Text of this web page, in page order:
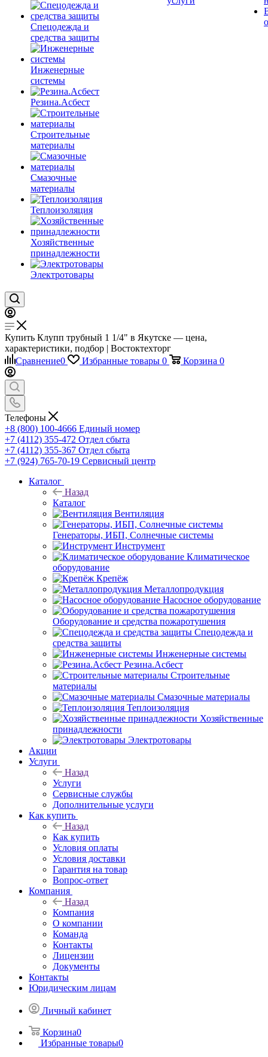
Спецодежда и
средства защиты
Инженерные
системы
Резина.Асбест
Строительные
материалы
Смазочные
материалы
Теплоизоляция
Хозяйственные
принадлежности
Электротовары
Купить Клупп трубный 1 1/4" в Якутске — цена,
характеристики, подбор | Востоктехторг
Сравнение0 Избранные товары 0 Корзина 0
Телефоны
+8 (800) 100-4666 Единый номер
+7 (4112) 355-472 Отдел сбыта
+7 (4112) 355-367 Отдел сбыта
+7 (924) 765-70-19 Сервисный центр
Каталог
Назад
Каталог
Вентиляция
Генераторы, ИБП, Солнечные системы
Инструмент
Климатическое
оборудование
Крепёж
Металлопродукция
Насосное оборудование
Оборудование и средства пожаротушения
Спецодежда и
средства защиты
Инженерные системы
Резина.Асбест
Строительные
материалы
Смазочные материалы
Теплоизоляция
Хозяйственные
принадлежности
Электротовары
Акции
Услуги
Назад
Услуги
Сервисные службы
Дополнительные услуги
Как купить
Назад
Как купить
Условия оплаты
Условия доставки
Гарантия на товар
Вопрос-ответ
Компания
Назад
Компания
О компании
Команда
Контакты
Лицензии
Документы
Контакты
Юридическим лицам
Личный кабинет
Корзина0
Избранные товары0